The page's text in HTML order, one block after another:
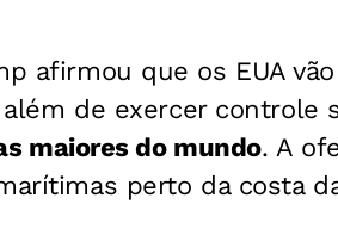
afirmou que os EUA
de exercer controle
maiores do mundo. A
perto da costa